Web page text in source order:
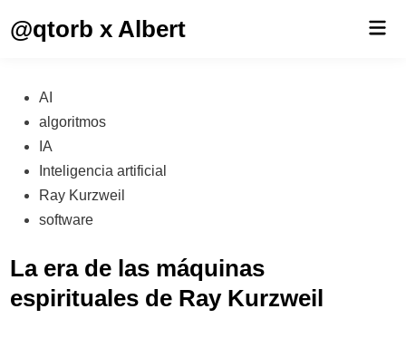
@qtorb x Albert
Publicado
en
AI
algoritmos
IA
Inteligencia artificial
Ray Kurzweil
software
La era de las máquinas
espirituales de Ray Kurzweil